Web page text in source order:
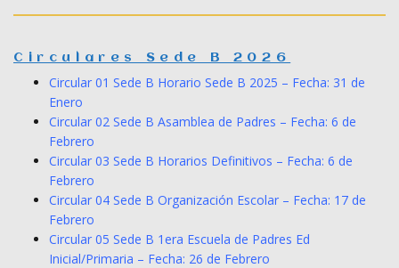
Circulares Sede B 2026
Circular 01 Sede B Horario Sede B 2025 – Fecha: 31 de
Enero
Circular 02 Sede B Asamblea de Padres – Fecha: 6 de
Febrero
Circular 03 Sede B Horarios Definitivos – Fecha: 6 de
Febrero
Circular 04 Sede B Organización Escolar – Fecha: 17 de
Febrero
Circular 05 Sede B 1era Escuela de Padres Ed
Inicial/Primaria – Fecha: 26 de Febrero